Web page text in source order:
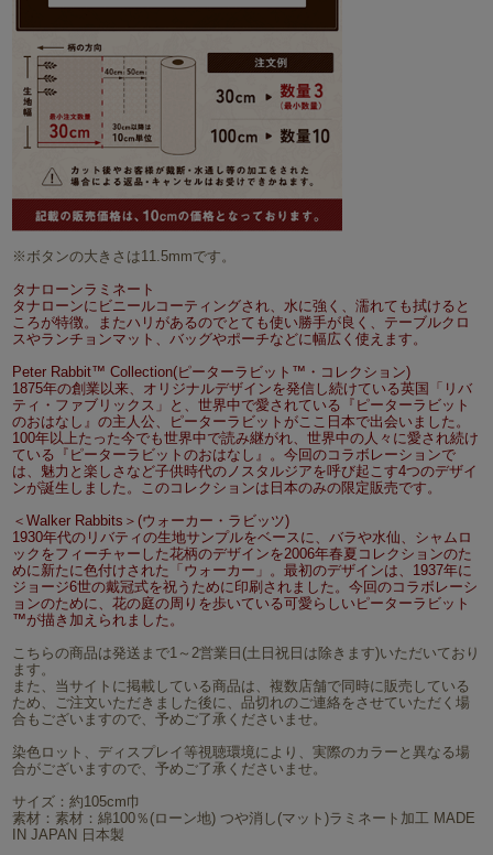
※ボタンの大きさは11.5mmです。
タナローンラミネート
タナローンにビニールコーティングされ、水に強く、濡れても拭けると
ころが特徴。またハリがあるのでとても使い勝手が良く、テーブルクロ
スやランチョンマット、バッグやポーチなどに幅広く使えます。
Peter Rabbit™ Collection(ピーターラビット™・コレクション)
1875年の創業以来、オリジナルデザインを発信し続けている英国「リバ
ティ・ファブリックス」と、世界中で愛されている『ピーターラビット
のおはなし』の主人公、ピーターラビットがここ日本で出会いました。
100年以上たった今でも世界中で読み継がれ、世界中の人々に愛され続け
ている『ピーターラビットのおはなし』。今回のコラボレーションで
は、魅力と楽しさなど子供時代のノスタルジアを呼び起こす4つのデザイ
ンが誕生しました。このコレクションは日本のみの限定販売です。
＜Walker Rabbits＞(ウォーカー・ラビッツ)
1930年代のリバティの生地サンプルをベースに、バラや水仙、シャムロ
ックをフィーチャーした花柄のデザインを2006年春夏コレクションのた
めに新たに色付けされた「ウォーカー」。最初のデザインは、1937年に
ジョージ6世の戴冠式を祝うために印刷されました。今回のコラボレーシ
ョンのために、花の庭の周りを歩いている可愛らしいピーターラビット
™が描き加えられました。
こちらの商品は発送まで1～2営業日(土日祝日は除きます)いただいており
ます。
また、当サイトに掲載している商品は、複数店舗で同時に販売している
ため、ご注文いただきました後に、品切れのご連絡をさせていただく場
合もございますので、予めご了承くださいませ。
染色ロット、ディスプレイ等視聴環境により、実際のカラーと異なる場
合がございますので、予めご了承くださいませ。
サイズ：約105cm巾
素材：素材：綿100％(ローン地) つや消し(マット)ラミネート加工 MADE
IN JAPAN 日本製